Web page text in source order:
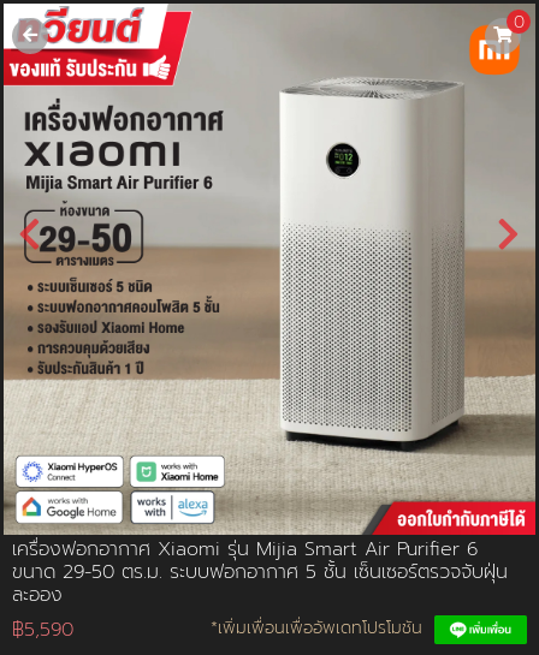
0
เครื่องฟอกอากาศ Xiaomi รุ่น Mijia Smart Air Purifier 6
ขนาด 29-50 ตร.ม. ระบบฟอกอากาศ 5 ชั้น เซ็นเซอร์ตรวจจับฝุ่น
ละออง
฿5,590
*เพิ่มเพื่อนเพื่ออัพเดทโปรโมชัน
username
password
LOGIN
สมัครสมาชิค ลืมรหัสผ่าน?
การซื้อของฉัน
🔥โปรโมชัน🔥
แคตตาล็อค
การชำระเงิน